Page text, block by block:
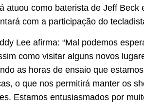
atuou como baterista de Jeff
com a participação do
Lee afirma: “Mal podemos
como visitar alguns novos
as horas de ensaio que
o que nos permitirá manter os
Estamos entusiasmados por